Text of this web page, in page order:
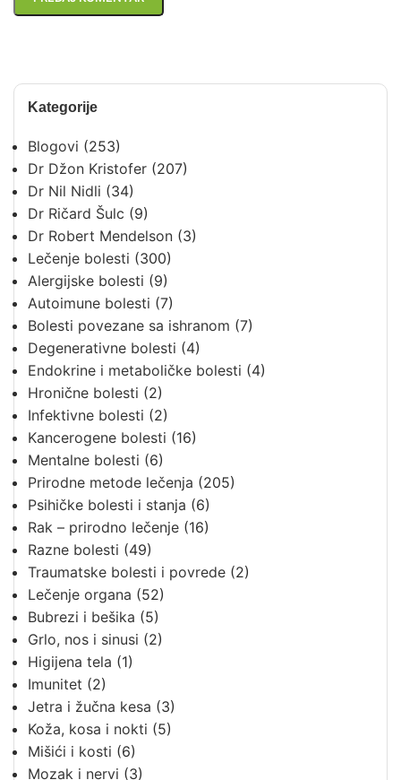
Kategorije
Blogovi (253)
Dr Džon Kristofer (207)
Dr Nil Nidli (34)
Dr Ričard Šulc (9)
Dr Robert Mendelson (3)
Lečenje bolesti (300)
Alergijske bolesti (9)
Autoimune bolesti (7)
Bolesti povezane sa ishranom (7)
Degenerativne bolesti (4)
Endokrine i metaboličke bolesti (4)
Hronične bolesti (2)
Infektivne bolesti (2)
Kancerogene bolesti (16)
Mentalne bolesti (6)
Prirodne metode lečenja (205)
Psihičke bolesti i stanja (6)
Rak – prirodno lečenje (16)
Razne bolesti (49)
Traumatske bolesti i povrede (2)
Lečenje organa (52)
Bubrezi i bešika (5)
Grlo, nos i sinusi (2)
Higijena tela (1)
Imunitet (2)
Jetra i žučna kesa (3)
Koža, kosa i nokti (5)
Mišići i kosti (6)
Mozak i nervi (3)